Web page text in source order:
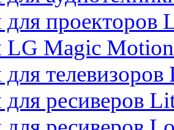
проекторов
LG Magic Motion
ресиверов